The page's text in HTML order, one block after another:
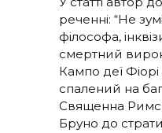
реченні: “Не
філософа,
смертний
Кампо деї
спалений на
Священна
Бруно до